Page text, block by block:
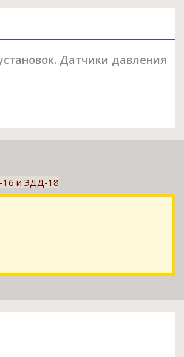
Датчики давления
16 и ЭДД-18